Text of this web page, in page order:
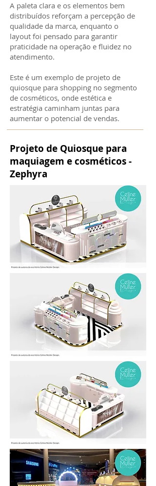
A paleta clara e os elementos bem
distribuídos reforçam a percepção de
qualidade da marca, enquanto o
layout foi pensado para garantir
praticidade na operação e fluidez no
atendimento.
Este é um exemplo de projeto de
quiosque para shopping no segmento
de cosméticos, onde estética e
estratégia caminham juntas para
aumentar o potencial de vendas.
Projeto de Quiosque para
maquiagem e cosméticos -
Zephyra